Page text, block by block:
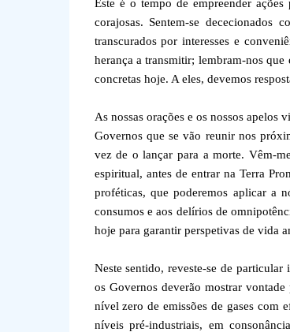
Este é o tempo de empreender
corajosas. Sentem-se dececionados
transcurados por interesses e
herança a transmitir; lembram-nos
concretas hoje. A eles, devemos
As nossas orações e os nossos
Governos que se vão reunir nos
vez de o lançar para a morte. Vêm-
espiritual, antes de entrar na Terra
proféticas, que poderemos aplicar a
consumos e aos delírios de
hoje para garantir perspetivas de vida
Neste sentido, reveste-se de
os Governos deverão mostrar
nível zero de emissões de gases com
níveis pré-industriais, em